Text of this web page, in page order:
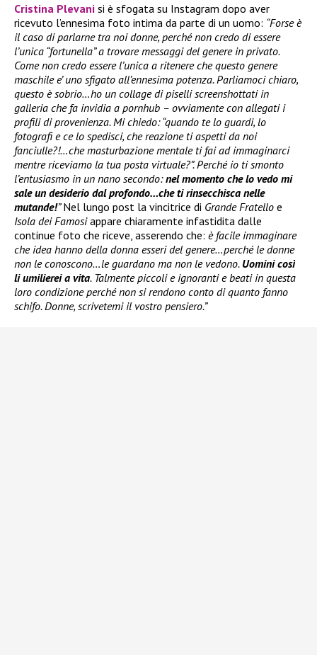
Cristina Plevani si è sfogata su Instagram dopo aver
ricevuto l’ennesima foto intima da parte di un uomo: “Forse è
il caso di parlarne tra noi donne, perché non credo di essere
l’unica “fortunella” a trovare messaggi del genere in privato.
Come non credo essere l’unica a ritenere che questo genere
maschile e’ uno sfigato all’ennesima potenza. Parliamoci chiaro,
questo è sobrio…ho un collage di piselli screenshottati in
galleria che fa invidia a pornhub – ovviamente con allegati i
profili di provenienza. Mi chiedo: “quando te lo guardi, lo
fotografi e ce lo spedisci, che reazione ti aspetti da noi
fanciulle?!…che masturbazione mentale ti fai ad immaginarci
mentre riceviamo la tua posta virtuale?”. Perché io ti smonto
l’entusiasmo in un nano secondo:nel momento che lo vedo mi
sale un desiderio dal profondo…che ti rinsecchisca nelle
mutande!”Nel lungo post la vincitrice di Grande Fratello e
Isola dei Famosiappare chiaramente infastidita dalle
continue foto che riceve, asserendo che: è facile immaginare
che idea hanno della donna esseri del genere…perché le donne
non le conoscono…le guardano ma non le vedono. Uomini così
li umilierei a vita. Talmente piccoli e ignoranti e beati in questa
loro condizione perché non si rendono conto di quanto fanno
schifo. Donne, scrivetemi il vostro pensiero.”